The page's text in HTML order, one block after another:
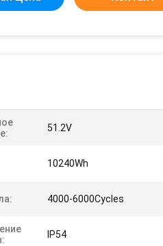
51.2V
10240Wh
4000-6000Cycles
IP54